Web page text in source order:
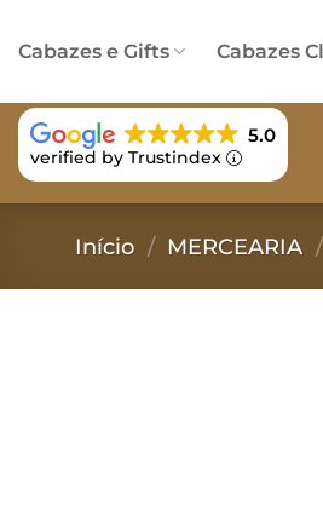
toCabazes e Gifts Cabazes
5.0
verified by Trustindex
Início / MERCEARIA /